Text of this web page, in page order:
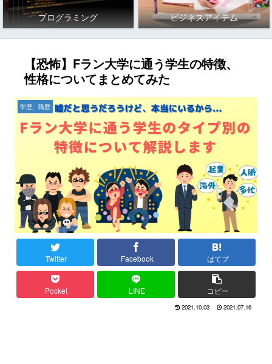
プログラミング ビジネスアイテム
【恐怖】Fラン大学に通う学生の特徴、
性格についてまとめてみた
学歴、職歴
Twitter Facebook はてブ
Pocket LINE コピー
2021.10.03 2021.07.16